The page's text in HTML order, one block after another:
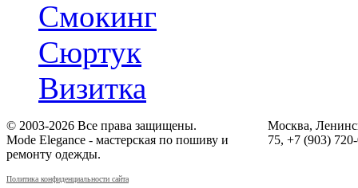
Смокинг
Сюртук
Визитка
© 2003-2026 Все права защищены.
Mode Elegance - мастерская по пошиву и
ремонту одежды.
Политика конфиденциальности сайта
Москва,
75, +7 (903)